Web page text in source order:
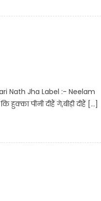
Nath Jha Label :- Neelam
हुक्का पीनी दीहैं गे,बीड़ी दीहैं […]